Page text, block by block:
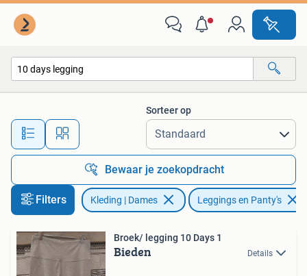
Alle afstanden…
Sorteer op
Bewaar je zoekopdracht
Filters Kleding | Dames Leggings en Panty's
Broek/ legging 10 Days 1
Bieden Details